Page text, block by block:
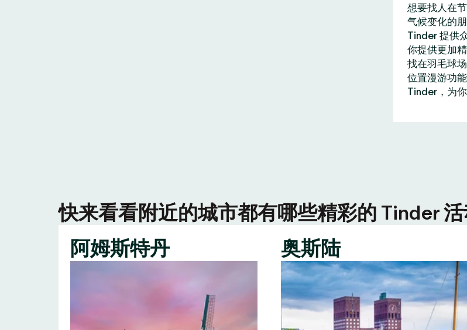
想要找人在
气候变化的
Tinder 提供
你提供更加
找在羽毛球
位置漫游功
Tinder，为你
快来看看附近的城市都有哪些精彩的 Tinder 活
阿姆斯特丹
奥斯陆